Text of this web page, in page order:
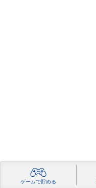
ゲームで貯める